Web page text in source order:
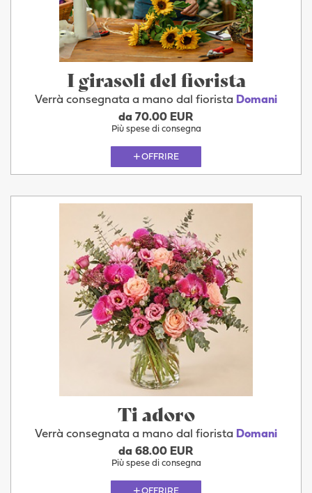
I girasoli del fiorista
Verrà consegnata a mano dal fiorista Domani
da 70.00 EUR
Più spese di consegna
OFFRIRE
Ti adoro
Verrà consegnata a mano dal fiorista Domani
da 68.00 EUR
Più spese di consegna
OFFRIRE